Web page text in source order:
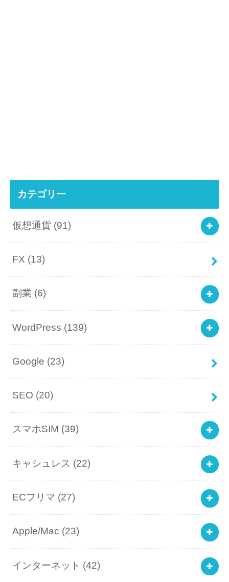
カテゴリー
仮想通貨 (91)
FX (13)
副業 (6)
WordPress (139)
Google (23)
SEO (20)
スマホSIM (39)
キャシュレス (22)
ECフリマ (27)
Apple/Mac (23)
インターネット (42)